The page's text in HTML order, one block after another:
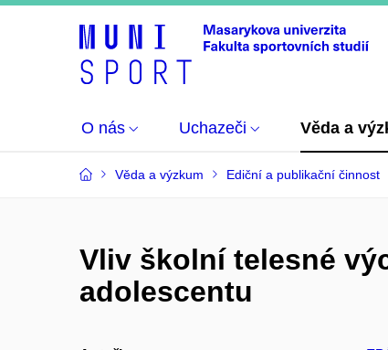
O nás Uchazeči Věda a
Věda a výzkum Ediční a publikační činnost
Vliv školní telesné
adolescentu